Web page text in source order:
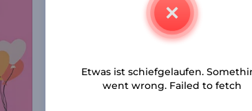
Etwas ist schiefgelaufen.
went wrong. Failed to fetch